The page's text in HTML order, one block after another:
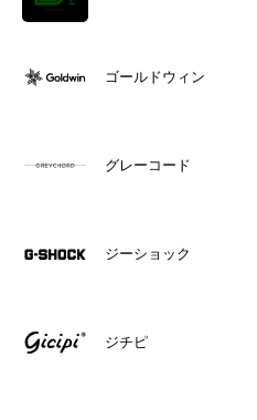
ゴールドウィン
グレーコード
ジーショック
ジチピ